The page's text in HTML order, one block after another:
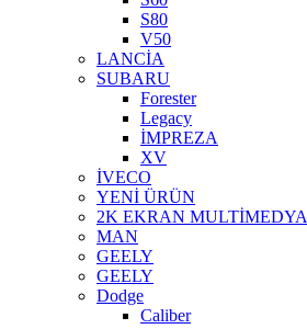
S80
V50
LANCİA
SUBARU
Forester
Legacy
İMPREZA
XV
İVECO
YENİ ÜRÜN
2K EKRAN MULTİMEDYA
MAN
GEELY
GEELY
Dodge
Caliber